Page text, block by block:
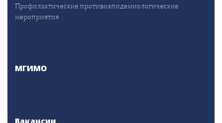
Профилактические противоэпидемиологические
мероприятия
МГИМО
Вакансии